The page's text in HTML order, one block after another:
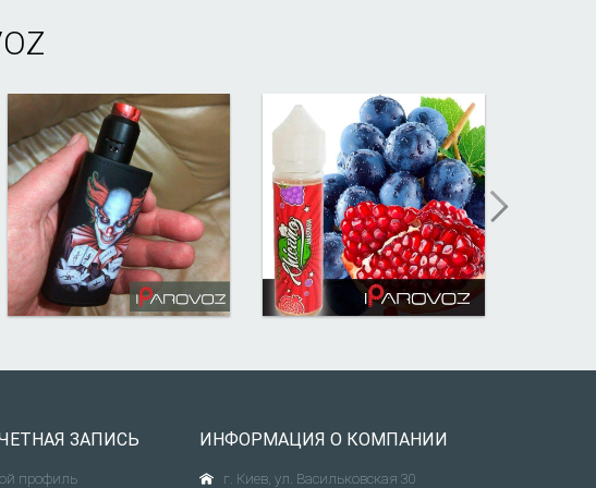
ЗАПИСЬ
профиль
ИНФОРМАЦИЯ О КОМПАНИИ
г. Киев, ул. Васильковская 30